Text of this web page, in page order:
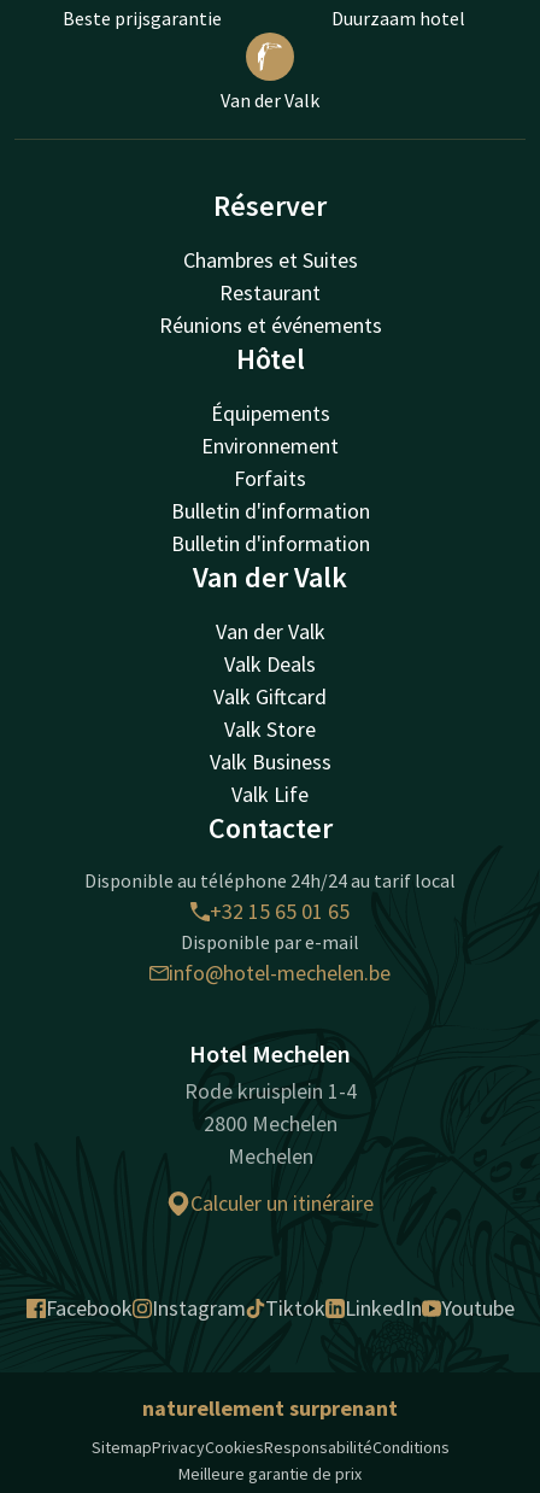
Beste prijsgarantie Duurzaam hotel
Van der Valk
Réserver
Chambres et Suites
Restaurant
Réunions et événements
Hôtel
Équipements
Environnement
Forfaits
Bulletin d'information
Bulletin d'information
Van der Valk
Van der Valk
Valk Deals
Valk Giftcard
Valk Store
Valk Business
Valk Life
Contacter
Disponible au téléphone 24h/24 au tarif local
+32 15 65 01 65
Disponible par e-mail
info@hotel-mechelen.be
Hotel Mechelen
Rode kruisplein 1-4
2800 Mechelen
Mechelen
Calculer un itinéraire
Facebook Instagram Tiktok LinkedIn Youtube
naturellement surprenant
SitemapPrivacyCookiesResponsabilitéConditions
Meilleure garantie de prix